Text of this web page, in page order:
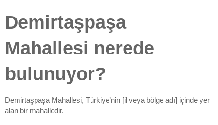
Demirtaşpaşa
Mahallesi nerede
bulunuyor?
Demirtaşpaşa Mahallesi, Türkiye’nin [il veya bölge adı] içinde yer
alan bir mahalledir.